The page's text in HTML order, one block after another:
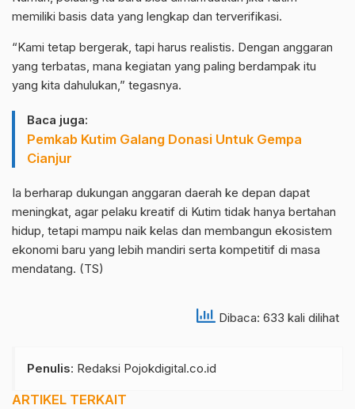
memiliki basis data yang lengkap dan terverifikasi.
“Kami tetap bergerak, tapi harus realistis. Dengan anggaran
yang terbatas, mana kegiatan yang paling berdampak itu
yang kita dahulukan,” tegasnya.
Baca juga:
Pemkab Kutim Galang Donasi Untuk Gempa
Cianjur
Ia berharap dukungan anggaran daerah ke depan dapat
meningkat, agar pelaku kreatif di Kutim tidak hanya bertahan
hidup, tetapi mampu naik kelas dan membangun ekosistem
ekonomi baru yang lebih mandiri serta kompetitif di masa
mendatang. (TS)
Dibaca: 633 kali dilihat
Penulis: Redaksi Pojokdigital.co.id
ARTIKEL TERKAIT